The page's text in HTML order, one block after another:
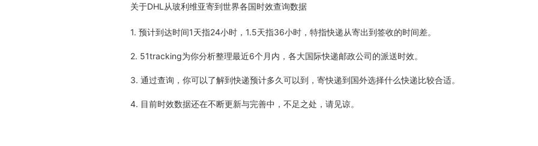
关于DHL从玻利维亚寄到世界各国时效查询数据
1. 预计到达时间1天指24小时，1.5天指36小时，特指快递从寄出到签收的时间差。
2. 51tracking为你分析整理最近6个月内，各大国际快递邮政公司的派送时效。
3. 通过查询，你可以了解到快递预计多久可以到，寄快递到国外选择什么快递比较合适。
4. 目前时效数据还在不断更新与完善中，不足之处，请见谅。